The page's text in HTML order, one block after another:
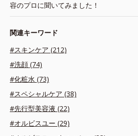
容のプロに聞いてみました！
関連キーワード
#スキンケア (212)
#洗顔 (74)
#化粧水 (73)
#スペシャルケア (38)
#先行型美容液 (22)
#オルビスユー (29)